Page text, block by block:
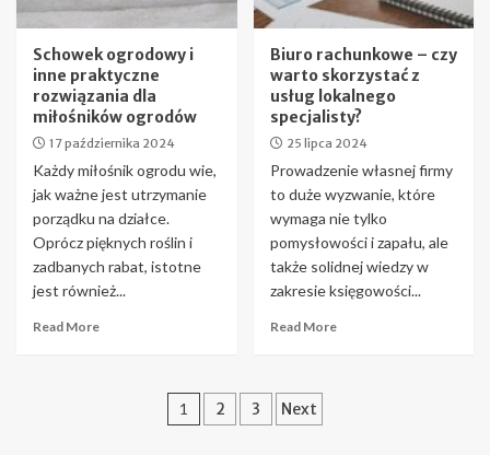
Schowek ogrodowy i
inne praktyczne
rozwiązania dla
miłośników ogrodów
17 października 2024
Każdy miłośnik ogrodu wie,
jak ważne jest utrzymanie
porządku na działce.
Oprócz pięknych roślin i
zadbanych rabat, istotne
jest również...
Read More
Biuro rachunkowe – czy
warto skorzystać z
usług lokalnego
specjalisty?
25 lipca 2024
Prowadzenie własnej firmy
to duże wyzwanie, które
wymaga nie tylko
pomysłowości i zapału, ale
także solidnej wiedzy w
zakresie księgowości...
Read More
Stronicowanie
1 2 3 Next